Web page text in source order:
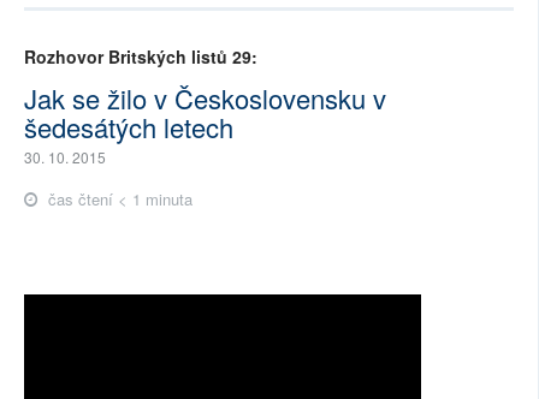
Rozhovor Britských listů 29:
Jak se žilo v Československu v
šedesátých letech
30. 10. 2015
čas čtení < 1 minuta